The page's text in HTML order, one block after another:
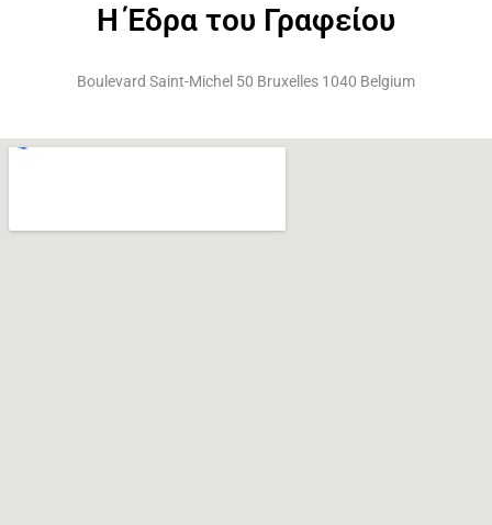
Η Έδρα του Γραφείου
Boulevard Saint-Michel 50 Bruxelles 1040 Belgium